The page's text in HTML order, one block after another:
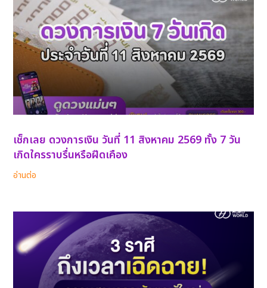
เช็กเลย ดวงการเงิน วันที่ 11 สิงหาคม 2569 ทั้ง 7 วัน
เกิดใครราบรื่นหรือฝืดเคือง
อ่านต่อ